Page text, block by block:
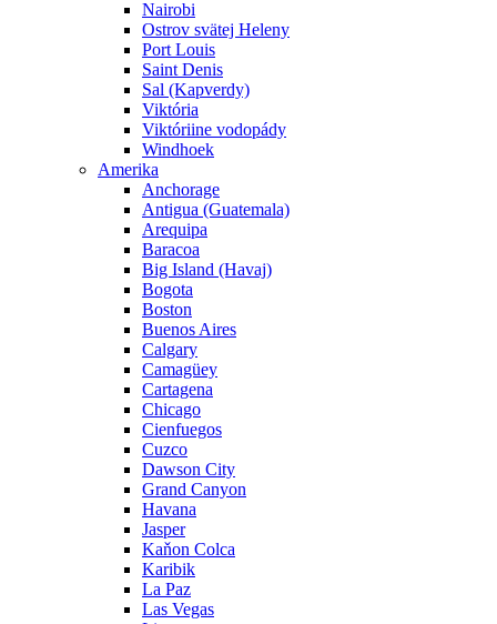
Nairobi
Ostrov svätej Heleny
Port Louis
Saint Denis
Sal (Kapverdy)
Viktória
Viktóriine vodopády
Windhoek
Amerika
Anchorage
Antigua (Guatemala)
Arequipa
Baracoa
Big Island (Havaj)
Bogota
Boston
Buenos Aires
Calgary
Camagüey
Cartagena
Chicago
Cienfuegos
Cuzco
Dawson City
Grand Canyon
Havana
Jasper
Kaňon Colca
Karibik
La Paz
Las Vegas